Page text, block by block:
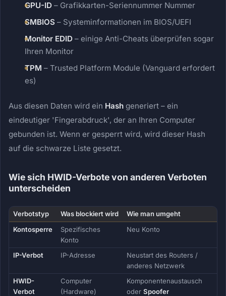
GPU-ID – Grafikkarten-Seriennummer Nummer
SMBIOS – Systeminformationen im BIOS/UEFI
Monitor EDID – einige Anti-Cheats überprüfen sogar
Ihren Monitor
TPM – Trusted Platform Module (Vanguard erfordert
es)
Aus diesen Daten wird ein Hash generiert – ein
eindeutiger 'Fingerabdruck', der an Ihren Computer
gebunden ist. Wenn er gesperrt wird, wird dieser Hash
auf die schwarze Liste gesetzt.
Wie sich HWID-Verbote von anderen Verboten
unterscheiden
Verbotstyp Was blockiert wird
Wie man umgeht
Kontosperre
Spezifisches
Konto
Neu Konto
IP-Verbot IP-Adresse
Neustart des Routers /
anderes Netzwerk
HWID-
Verbot
Computer
(Hardware)
Komponentenaustausch
oder Spoofer